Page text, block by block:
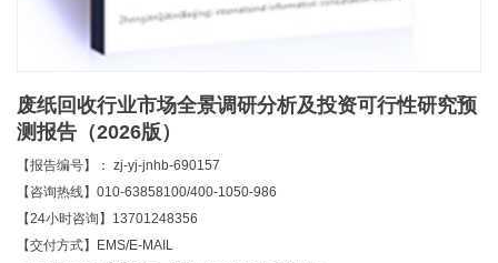
废纸回收行业市场全景调研分析及投资可行性研究预
测报告（2026版）
【报告编号】： zj-yj-jnhb-690157
【咨询热线】010-63858100/400-1050-986
【24小时咨询】13701248356
【交付方式】EMS/E-MAIL